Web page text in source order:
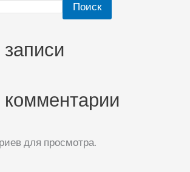
Поиск
для просмотра.